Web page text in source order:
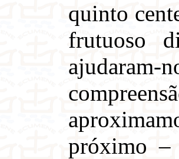
quinto
frutuoso
ajudaram-
próximo –